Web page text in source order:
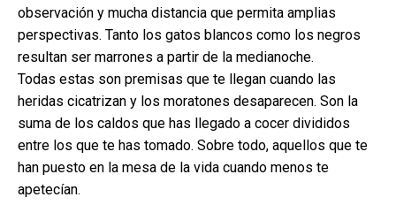
observación y mucha distancia que permita amplias
perspectivas. Tanto los gatos blancos como los negros
resultan ser marrones a partir de la medianoche.
Todas estas son premisas que te llegan cuando las
heridas cicatrizan y los moratones desaparecen. Son la
suma de los caldos que has llegado a cocer divididos
entre los que te has tomado. Sobre todo, aquellos que te
han puesto en la mesa de la vida cuando menos te
apetecían.